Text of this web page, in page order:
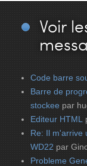
Voir
Code barre
Barre de
stockee par
Editeur HTML
Re: Il m'arrive
WD22 par
Probleme